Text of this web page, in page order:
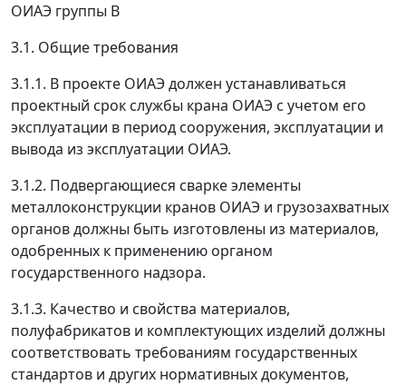
ОИАЭ группы В
3.1. Общие требования
3.1.1. В проекте ОИАЭ должен устанавливаться
проектный срок службы крана ОИАЭ с учетом его
эксплуатации в период сооружения, эксплуатации и
вывода из эксплуатации ОИАЭ.
3.1.2. Подвергающиеся сварке элементы
металлоконструкции кранов ОИАЭ и грузозахватных
органов должны быть изготовлены из материалов,
одобренных к применению органом
государственного надзора.
3.1.3. Качество и свойства материалов,
полуфабрикатов и комплектующих изделий должны
соответствовать требованиям государственных
стандартов и других нормативных документов,